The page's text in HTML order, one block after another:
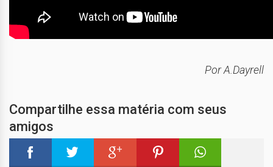
Por A.Dayrell
Compartilhe essa matéria com seus
amigos